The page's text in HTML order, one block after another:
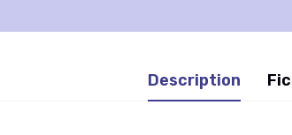
Description